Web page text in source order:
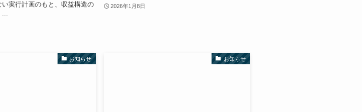
実行計画のもと、収益構造の
...
2026年1月8日
お知らせ お知らせ